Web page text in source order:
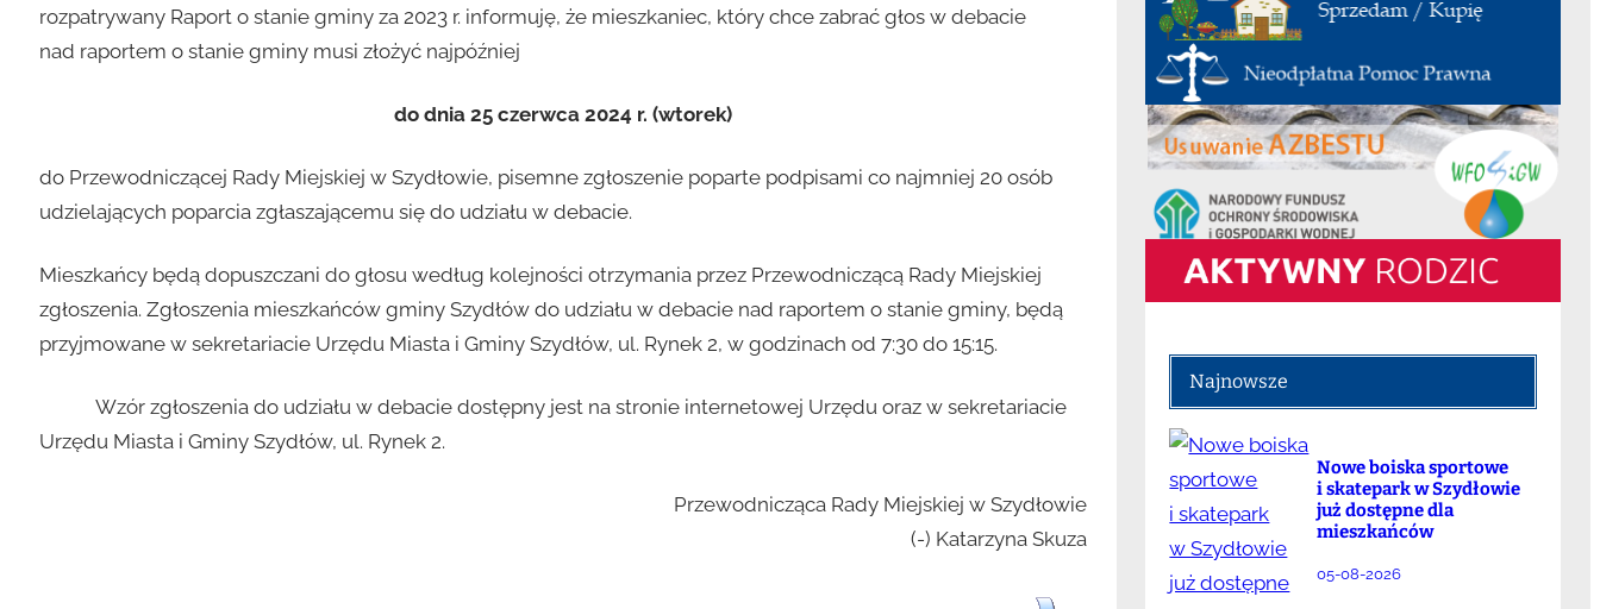
rozpatrywany Raport o stanie gminy za 2023 r. informuję, że mieszkaniec, który chce zabrać głos w debacie
nad raportem o stanie gminy musi złożyć najpóźniej
do dnia 25 czerwca 2024 r. (wtorek)
do Przewodniczącej Rady Miejskiej w Szydłowie, pisemne zgłoszenie poparte podpisami co najmniej 20 osób
udzielających poparcia zgłaszającemu się do udziału w debacie.
Mieszkańcy będą dopuszczani do głosu według kolejności otrzymania przez Przewodniczącą Rady Miejskiej
zgłoszenia. Zgłoszenia mieszkańców gminy Szydłów do udziału w debacie nad raportem o stanie gminy, będą
przyjmowane w sekretariacie Urzędu Miasta i Gminy Szydłów, ul. Rynek 2, w godzinach od 7:30 do 15:15.
Wzór zgłoszenia do udziału w debacie dostępny jest na stronie internetowej Urzędu oraz w sekretariacie
Urzędu Miasta i Gminy Szydłów, ul. Rynek 2.
Przewodnicząca Rady Miejskiej w Szydłowie
(-) Katarzyna Skuza
Najnowsze
Nowe boiska sportowe
i skatepark w Szydłowie
już dostępne dla
mieszkańców
05-08-2026